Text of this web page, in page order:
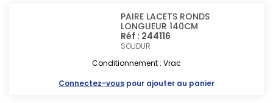
PAIRE LACETS RONDS
LONGUEUR 140CM
Réf : 244116
SOLIDUR
Conditionnement : Vrac
Connectez-vous pour ajouter au panier